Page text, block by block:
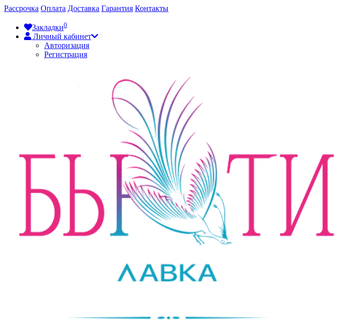
Рассрочка Оплата Доставка Гарантия Контакты
Закладки0
Личный кабинет
Авторизация
Регистрация